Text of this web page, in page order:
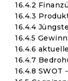
16.4.2
16.4.3
16.4.4
16.4.5
16.4.6
16.4.7
16.4.8 SWOT